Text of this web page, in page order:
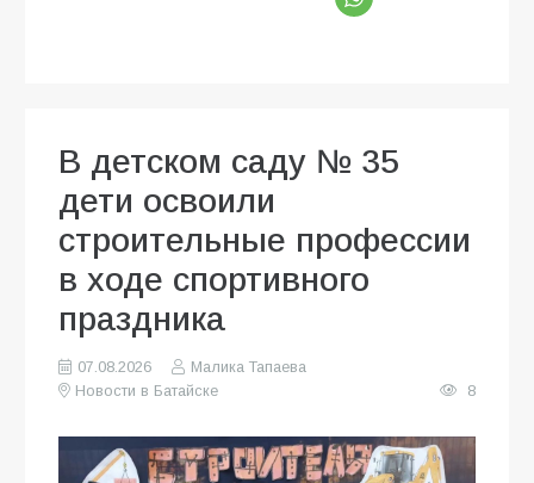
В детском саду № 35
дети освоили
строительные профессии
в ходе спортивного
праздника
07.08.2026
Малика Тапаева
Новости в Батайске
8